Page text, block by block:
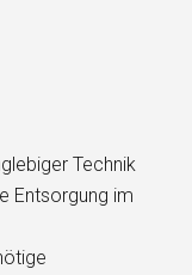
Technik
Entsorgung im